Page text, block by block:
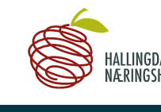
innholdet